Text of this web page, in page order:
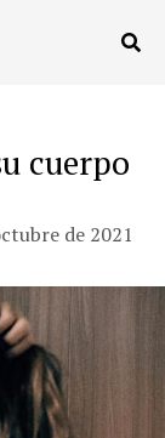
cuerpo
de 2021